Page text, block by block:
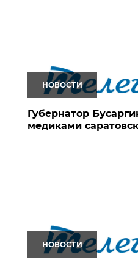
НОВОСТИ
Губернатор
медиками
НОВОСТИ